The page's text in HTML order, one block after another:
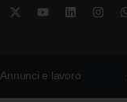
Annunci e lavoro